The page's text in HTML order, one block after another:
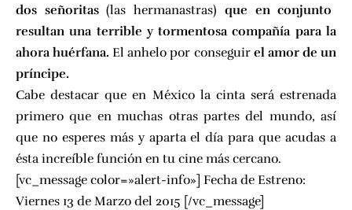
dos señoritas(las hermanastras) que en conjunto
resultan una terrible y tormentosa compañía para la
ahora huérfana.El anhelo por conseguirel amor de un
príncipe.
Cabe destacar que en México la cinta será estrenada
primero que en muchas otras partes del mundo, así
que no esperes más y aparta el día para que acudas a
ésta increíble función en tu cine más cercano.
[vc_message color=»alert-info»] Fecha de Estreno:
Viernes 13 de Marzo del 2015 [/vc_message]